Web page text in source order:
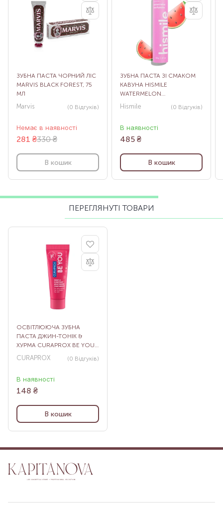
ЗУБНА ПАСТА ЧОРНИЙ ЛІС
MARVIS BLACK FOREST, 75
МЛ
Marvis (0 Відгуків)
Немає в наявності
330 ₴
281 ₴
В кошик
ЗУБНА ПАСТА ЗІ СМАКОМ
КАВУНА HISMILE
WATERMELON
TOOTHPASTE, 60 Г
Hismile (0 Відгуків)
В наявності
485 ₴
В кошик
ПЕРЕГЛЯНУТІ ТОВАРИ
ОСВІТЛЮЮЧА ЗУБНА
ПАСТА ДЖИН-ТОНІК &
ХУРМА CURAPROX BE YOU
MINI PURPLE, 10 МЛ
CURAPROX (0 Відгуків)
В наявності
148 ₴
В кошик